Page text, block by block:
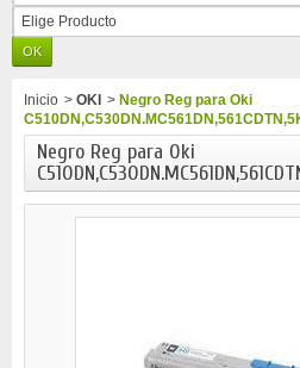
Elige Producto
Inicio > OKI > Negro Reg para Oki
Negro Reg para Oki